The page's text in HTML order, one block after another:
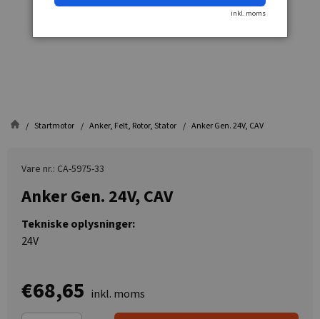
Startmotor Anker, Felt, Rotor, Stator Anker Gen. 24V, CAV
Vare nr.: CA-5975-33
Anker Gen. 24V, CAV
Tekniske oplysninger:
24V
€68,65 inkl. moms
inkl. moms